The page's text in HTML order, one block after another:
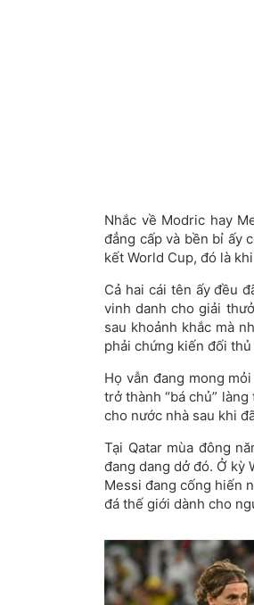
Nhắc về Modric hay
đẳng cấp và bền bỉ ấy
kết World Cup, đó là
Cả hai cái tên ấy đều
vinh danh cho giải
sau khoảnh khắc mà
phải chứng kiến đối
Họ vẫn đang mong
trở thành “bá chủ”
cho nước nhà sau khi
Tại Qatar mùa đông
đang dang dở đó. Ở kỳ
Messi đang cống hiến
đá thế giới dành cho